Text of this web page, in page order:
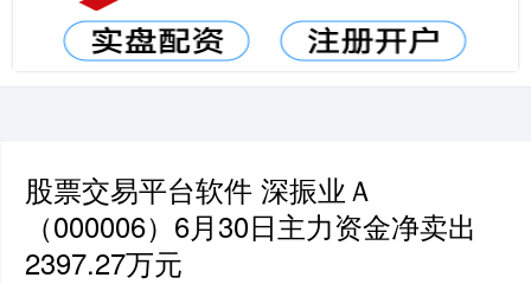
股票交易平台软件 深振业Ａ
（000006）6月30日主力资金净卖出
2397.27万元